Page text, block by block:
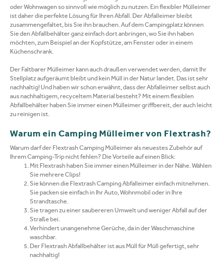
oder Wohnwagen so sinnvoll wie möglich zu nutzen. Ein flexibler Mülleimer
ist daher die perfekte Lösung für Ihren Abfall. Der Abfalleimer bleibt
zusammengefaltet, bis Sie ihn brauchen. Auf dem Campingplatz können
Sie den Abfallbehälter ganz einfach dort anbringen, wo Sie ihn haben
möchten, zum Beispiel an der Kopfstütze, am Fenster oder in einem
Küchenschrank.
Der Faltbarer Mülleimer kann auch draußen verwendet werden, damit Ihr
Stellplatz aufgeräumt bleibt und kein Müll in der Natur landet. Das ist sehr
nachhaltig! Und haben wir schon erwähnt, dass der Abfalleimer selbst auch
aus nachhaltigem, recyceltem Material besteht? Mit einem flexiblen
Abfallbehälter haben Sie immer einen Mülleimer griffbereit, der auch leicht
zu reinigen ist.
Warum ein Camping Mülleimer von Flextrash?
Warum darf der Flextrash Camping Mülleimer als neuestes Zubehör auf
Ihrem Camping-Trip nicht fehlen? Die Vorteile auf einen Blick:
Mit Flextrash haben Sie immer einen Mülleimer in der Nähe. Wählen
Sie mehrere Clips!
Sie können die Flextrash Camping Abfalleimer einfach mitnehmen.
Sie packen sie einfach in Ihr Auto, Wohnmobil oder in Ihre
Strandtasche.
Sie tragen zu einer saubereren Umwelt und weniger Abfall auf der
Straße bei.
Verhindert unangenehme Gerüche, da in der Waschmaschine
waschbar.
Der Flextrash Abfallbehälter ist aus Müll für Müll gefertigt, sehr
nachhaltig!